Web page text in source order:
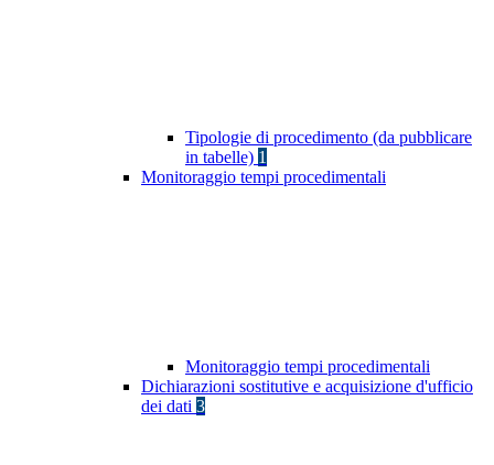
Tipologie di procedimento (da pubblicare
in tabelle) 1
Monitoraggio tempi procedimentali
Monitoraggio tempi procedimentali
Dichiarazioni sostitutive e acquisizione d'ufficio
dei dati 3